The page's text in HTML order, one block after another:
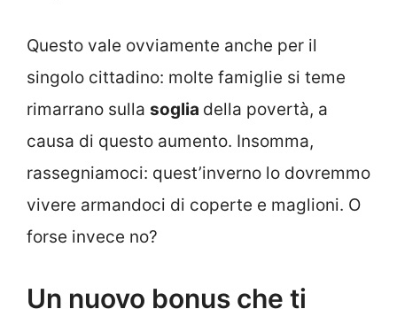
Questo vale ovviamente anche per il
singolo cittadino: molte famiglie si teme
rimarrano sulla soglia della povertà, a
causa di questo aumento. Insomma,
rassegniamoci: quest’inverno lo dovremmo
vivere armandoci di coperte e maglioni. O
forse invece no?
Un nuovo bonus che ti